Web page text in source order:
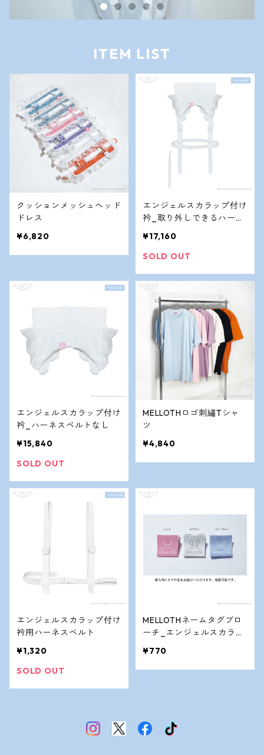
ITEM LIST
クッションメッシュヘッド
ドレス
¥6,820
エンジェルスカラップ付け
衿_取り外しできるハーネ
¥17,160
SOLD OUT
エンジェルスカラップ付け
衿_ハーネスベルトなし
¥15,840
SOLD OUT
MELLOTHロゴ刺繡Tシャ
ツ
¥4,840
エンジェルスカラップ付け
衿用ハーネスベルト
¥1,320
SOLD OUT
MELLOTHネームタグブロ
ーチ_エンジェルスカラッ
¥770